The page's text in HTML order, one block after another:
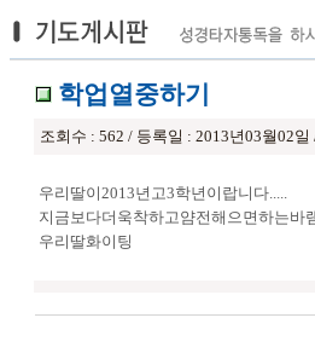
학업열중하기
조회수 : 562 / 등록일 : 2013년03월02일
우리딸이2013년고3학년이랍니다.....
지금보다더욱착하고얌전해으면하는바
우리딸화이팅